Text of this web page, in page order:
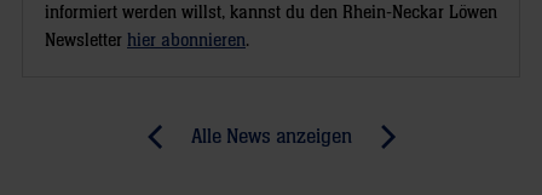
informiert werden willst, kannst du den Rhein-Neckar Löwen
Newsletter hier abonnieren.
Alle News anzeigen